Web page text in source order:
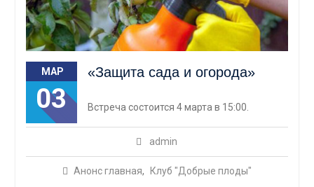
МАР
03
«Защита сада и огорода»
admin
Анонс главная, Клуб "Добрые плоды"
Встреча состоится 4 марта в 15:00.